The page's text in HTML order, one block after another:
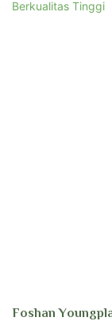
Anda!
Foshan